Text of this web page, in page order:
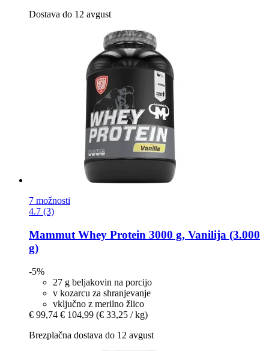
Dostava do 12 avgust
7 možnosti
4.7 (3)
Mammut Whey Protein 3000 g, Vanilija (3.000
g)
-5%
27 g beljakovin na porcijo
v kozarcu za shranjevanje
vključno z merilno žlico
€ 99,74 € 104,99 (€ 33,25 / kg)
Brezplačna dostava do 12 avgust